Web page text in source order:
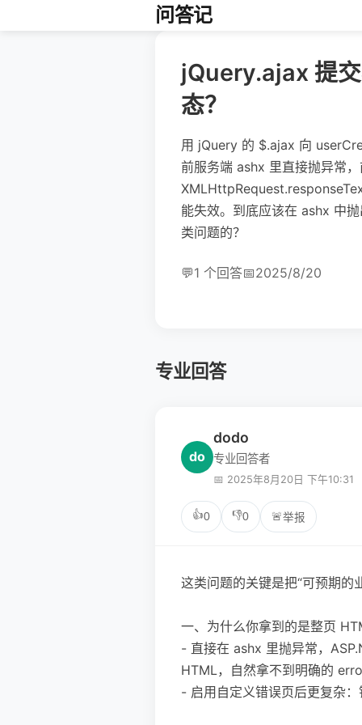
问答记
jQuery.ajax 提
态？
用 jQuery 的 $.ajax 向
前服务端 ashx 里直接抛异常
能失效。到底应该在 ashx 中
类问题的？
💬1 个回答📅2025/8/20
专业回答
do
dodo
专业回答者
📅 2025年8月20日 下午10:31
👍0 👎0 🚨举报
这类问题的关键是把“可预期的
一、为什么你拿到的是整页
- 直接在 ashx 里抛异常，
HTML，自然拿不到明确的
- 启用自定义错误页后更复杂